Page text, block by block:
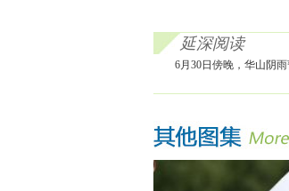
延深阅读
6月30日傍晚，华山阴